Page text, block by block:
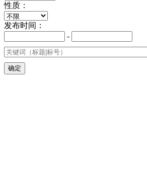
性质：
发布时间：
-